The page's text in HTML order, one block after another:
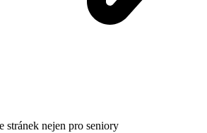
stránek nejen pro seniory